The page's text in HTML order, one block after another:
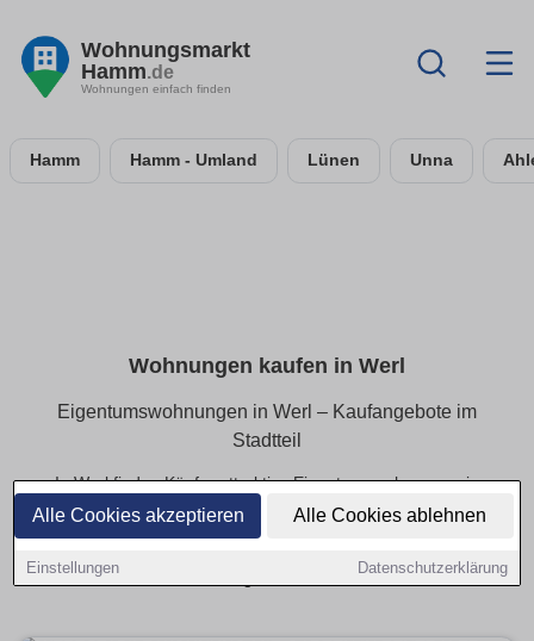
Alle Cookies akzeptieren Alle Cookies ablehnen
Einstellungen Datenschutzerklärung
Wohnungsmarkt
Hamm.de
Wohnungen einfach finden
Hamm Hamm - Umland Lünen Unna
Wohnungen kaufen in Werl
Eigentumswohnungen in Werl – Kaufangebote im
Stadtteil
In Werl finden Käufer attraktive Eigentumswohnungen in
beliebten Wohnlagen. Ob kleines Apartment oder
großzügige Eigentumswohnung – hier sind alle aktuellen